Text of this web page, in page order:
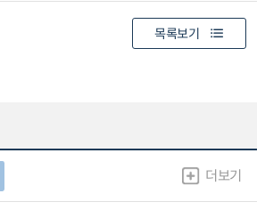
목록보기
더보기